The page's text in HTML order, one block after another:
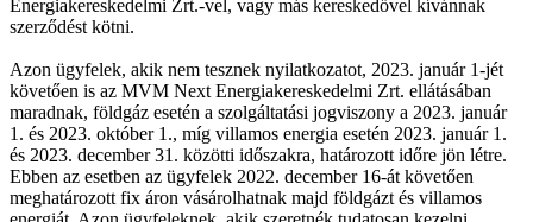
Energiakereskedelmi Zrt.-vel, vagy más kereskedővel kívánnak
szerződést kötni.
Azon ügyfelek, akik nem tesznek nyilatkozatot, 2023. január 1-jét
követően is az MVM Next Energiakereskedelmi Zrt. ellátásában
maradnak, földgáz esetén a szolgáltatási jogviszony a 2023. január
1. és 2023. október 1., míg villamos energia esetén 2023. január 1.
és 2023. december 31. közötti időszakra, határozott időre jön létre.
Ebben az esetben az ügyfelek 2022. december 16-át követően
meghatározott fix áron vásárolhatnak majd földgázt és villamos